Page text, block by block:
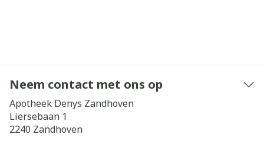
Neem contact met ons op
Apotheek Denys Zandhoven
Liersebaan 1
2240 Zandhoven